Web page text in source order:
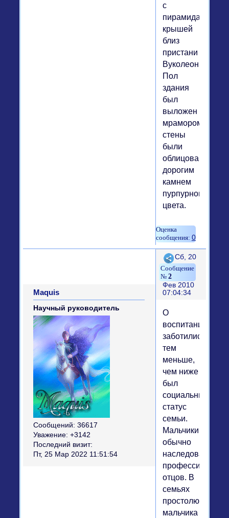
с
пирамидальной
крышей
близ
пристани
Вуколеон.
Пол
здания
был
выложен
мрамором,
стены
были
облицованы
дорогим
камнем
пурпурного
цвета.
0
Поделиться
2
Сб, 20
Фев 2010
07:04:34
Maquis
Научный руководитель
Сообщений: 36617
Уважение: +3142
Последний визит:
Пт, 25 Мар 2022 11:51:54
О
воспитании
заботились
тем
меньше,
чем ниже
был
социальный
статус
семьи.
Мальчики
обычно
наследовали
профессию
отцов. В
семьях
простолюдинов
мальчика